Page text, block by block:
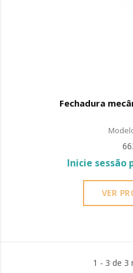
Fechadura
Inicie sessão
VER
1 - 3 de 3